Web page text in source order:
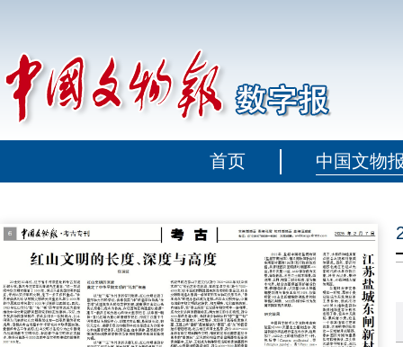
首页 中国文物